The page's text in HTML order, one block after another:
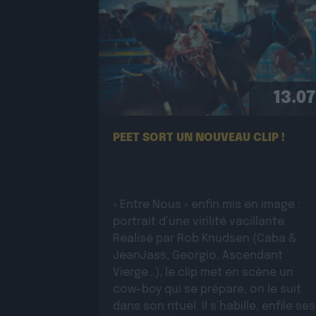
13.07
PEET SORT UN NOUVEAU CLIP !
« Entre Nous » enfin mis en image :
portrait d’une virilité vacillante.
Réalisé par Rob Knudsen (Caba &
JeanJass, Georgio, Ascendant
Vierge…), le clip met en scène un
cow-boy qui se prépare, on le suit
dans son rituel. Il s’habille, enfile ses